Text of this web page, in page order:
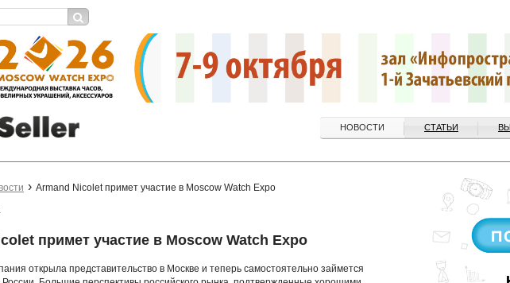
НОВОСТИ СТАТЬИ
Armand Nicolet примет участие в Moscow Watch Expo
примет участие в Moscow Watch Expo
открыла представительство в Москве и теперь самостоятельно займется